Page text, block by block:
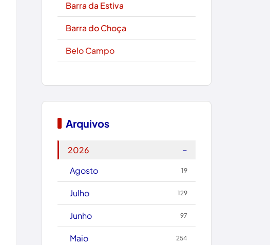
Barra da Estiva
Barra do Choça
Belo Campo
Boquira
Brumado
Caculé
Caetanos
Arquivos
2026
−
Agosto
19
Julho 129
Junho 97
Maio 254